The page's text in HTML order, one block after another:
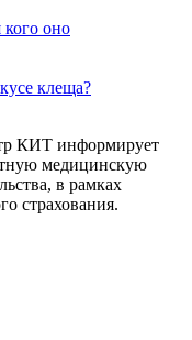
оно
клеща?
КИТ информирует
медицинскую
в рамках
страхования.